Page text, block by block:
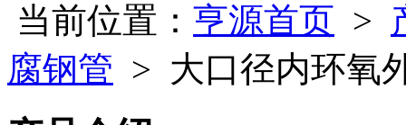
当前位置： 亨源首页 >
腐钢管 > 大口径内环氧